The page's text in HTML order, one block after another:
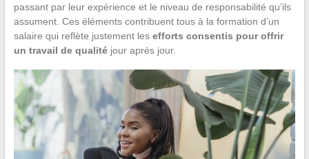
passant par leur expérience et le niveau de responsabilité qu’ils
assument. Ces éléments contribuent tous à la formation d’un
salaire qui reflète justement les efforts consentis pour offrir
un travail de qualitéjour après jour.